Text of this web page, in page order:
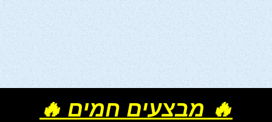
🔥 מבצעים חמים 🔥